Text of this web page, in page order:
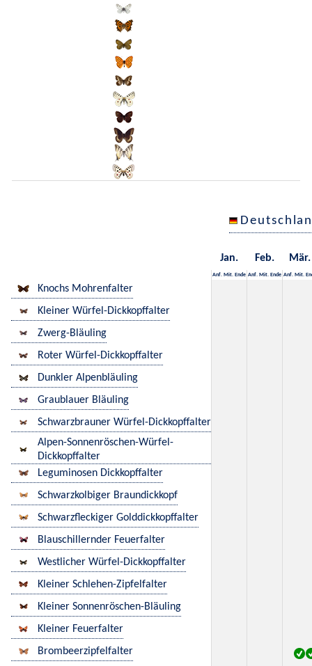
Jan. Feb. Mär.
Anf. Mit. Ende Anf. Mit. Ende Anf. Mit.
Knochs Mohrenfalter
Kleiner Würfel-Dickkopffalter
Zwerg-Bläuling
Roter Würfel-Dickkopffalter
Dunkler Alpenbläuling
Graublauer Bläuling
Schwarzbrauner Würfel-Dickkopffalter
Alpen-Sonnenröschen-Würfel-
Dickkopffalter
Leguminosen Dickkopffalter
Schwarzkolbiger Braundickkopf
Schwarzfleckiger Golddickkopffalter
Blauschillernder Feuerfalter
Westlicher Würfel-Dickkopffalter
Kleiner Schlehen-Zipfelfalter
Kleiner Sonnenröschen-Bläuling
Kleiner Feuerfalter
Brombeerzipfelfalter